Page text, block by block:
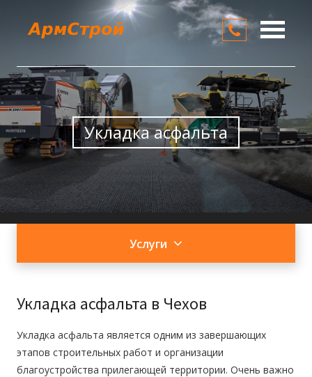
О компании
Услуги
Цены
Контакты
Укладка асфальта
Услуги
Укладка асфальта в Чехов
Укладка асфальта является одним из завершающих
этапов строительных работ и организации
благоустройства прилегающей территории. Очень важно